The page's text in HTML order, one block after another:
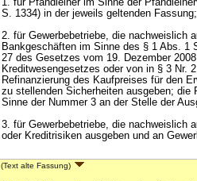
1. für Pfandleiher im Sinne der
S. 1334) in der jeweils geltenden Fassung;
2. für Gewerbebetriebe, die nachweislich
Bankgeschäften im Sinne des § 1 Abs. 1
27 des Gesetzes vom 19. Dezember
Kreditwesengesetzes oder von in § 3 Nr.
Refinanzierung des Kaufpreises für den
zu stellenden Sicherheiten ausgeben; die
Sinne der Nummer 3 an der Stelle der
3. für Gewerbebetriebe, die nachweislich
oder Kreditrisiken ausgeben und an
(Text alte Fassung)